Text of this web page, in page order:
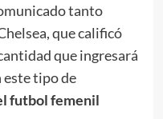
tanto
que calificó
que ingresará
tipo de
futbol femenil